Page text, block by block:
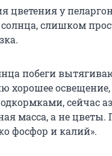
цветения у
солнца, слишком
побеги
хорошее
сейчас
масса, а не цветы.
фосфор и калий».